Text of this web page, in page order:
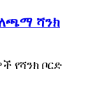
ሻንክ
የሻንክ ቦርድ